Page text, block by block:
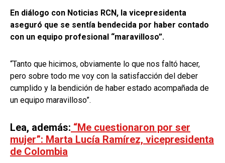
En diálogo con Noticias RCN, la vicepresidenta
aseguró que se sentía bendecida por haber contado
con un equipo profesional “maravilloso”.
“Tanto que hicimos, obviamente lo que nos faltó hacer,
pero sobre todo me voy con la satisfacción del deber
cumplido y la bendición de haber estado acompañada de
un equipo maravilloso”.
Lea, además: “Me cuestionaron por ser
mujer”: Marta Lucía Ramírez, vicepresidenta
de Colombia